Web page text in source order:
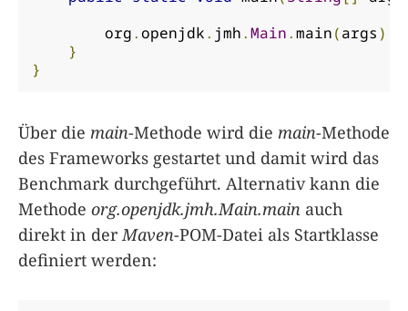
        org
.openjdk. jmh.Main.main(args );
}
}
Über die main-Methode wird die main-Methode
des Frameworks gestartet und damit wird das
Benchmark durchgeführt. Alternativ kann die
Methode org.openjdk.jmh.Main.main auch
direkt in derMaven-POM-Datei als Startklasse
definiert werden: